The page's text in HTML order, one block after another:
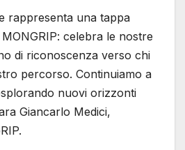
rappresenta una tappa
celebra le nostre
di riconoscenza verso chi
percorso. Continuiamo a
nuovi orizzonti
Giancarlo Medici,